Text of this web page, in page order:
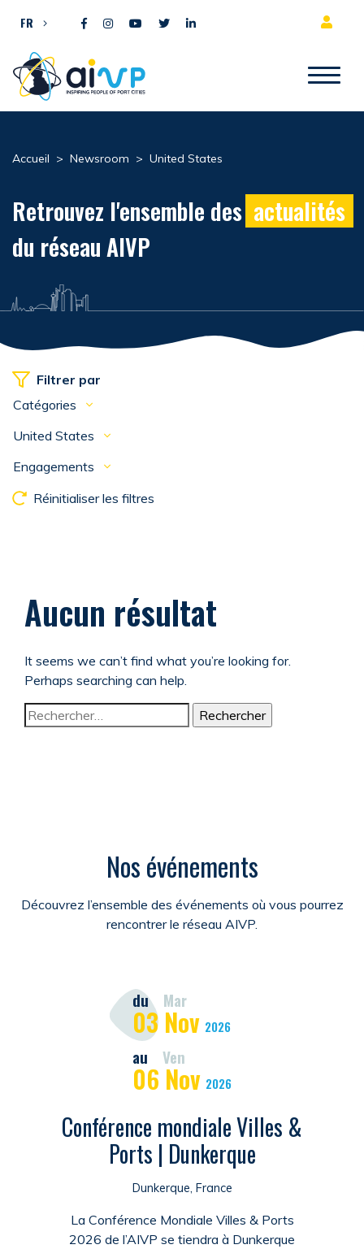
FR
Accueil > Newsroom > United States
Retrouvez l'ensemble des actualités
du réseau AIVP
Filtrer par
Catégories
United States
Engagements
Réinitialiser les filtres
Aucun résultat
It seems we can’t find what you’re looking for.
Perhaps searching can help.
Rechercher :
Nos événements
Découvrez l’ensemble des événements où vous pourrez
rencontrer le réseau AIVP.
du Mar
03 Nov 2026
au Ven
06 Nov 2026
Conférence mondiale Villes &
Ports | Dunkerque
Dunkerque, France
La Conférence Mondiale Villes & Ports
2026 de l’AIVP se tiendra à Dunkerque